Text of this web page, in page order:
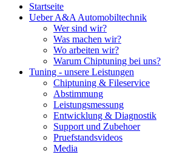
Startseite
Ueber A&A Automobiltechnik
Wer sind wir?
Was machen wir?
Wo arbeiten wir?
Warum Chiptuning bei uns?
Tuning - unsere Leistungen
Chiptuning & Fileservice
Abstimmung
Leistungsmessung
Entwicklung & Diagnostik
Support und Zubehoer
Pruefstandsvideos
Media